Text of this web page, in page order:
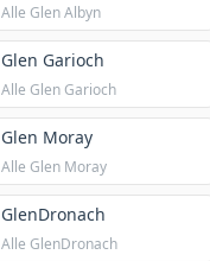
Alle Glen Albyn
Glen Garioch
Alle Glen Garioch
Glen Moray
Alle Glen Moray
GlenDronach
Alle GlenDronach